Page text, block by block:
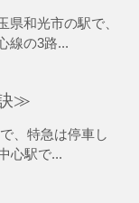
和光市の駅で、
線の3路...
≫
、特急は停車し
心駅で...